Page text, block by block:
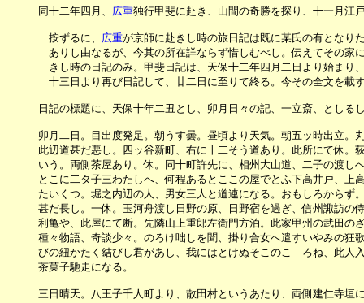
同十二年四月、 広重独行甲斐に赴き、山間の奇勝を探り、十一月江
按ずるに、 広重が京師に赴きし時の旅日記は既に某氏の有となり
ありし由なるが、今其の所在詳ならず惜しむべし。伝えてその家に
きし時の日記のみ。甲斐日記は、天保十二年四月二日より始まり、
十三日より再び日記して、廿二日に至りて終る。今その全文を載す
日記の標題に、天保十年二丑とし、卯月日々の記、一立斎、としる
卯月二日。目出度発足。朝うす曇。昼頃より天気。朝五ッ時出立。丸
此辺道甚だ悪し。四ッ谷新町、右に十二そう道あり。此所にて休。荻
いう。両側茶屋あり。休。同十町許先に、相州大山道、二子の渡しへ
とこに二タ子三わたしへ、何程あるとここの屋でとふ下高井戸、上高
たいくつ。堀之内辺の人、男女三人と道連になる。おもしろからず。
甚だ長し。一休。玉河舟渡し日野の原、日野宿を過ぎ、信州諏訪の侍
利亀や、此屋にて断。先隣山上重郎左衛門方泊。此家甲州の武田のざ
種々物語、奇談少々。のろけ咄しを聞、掛り合女へ遣すいやみの狂歌
びの紐かたく結びし君があし、我にはとけぬそこのこゝろね、此人
茶菓子馳走になる。
三日晴天。八王子千人町より、散田村というあたり、両側建仁寺垣に